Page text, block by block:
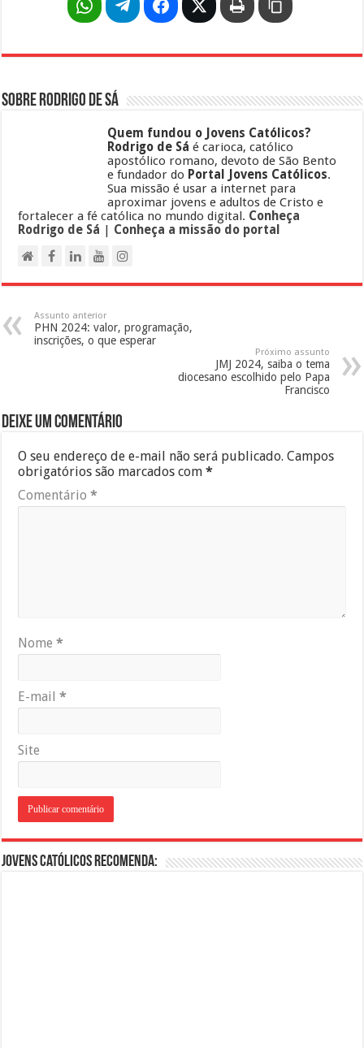
Sobre Rodrigo de Sá
Quem fundou o Jovens Católicos?
Rodrigo de Sá é carioca, católico
apostólico romano, devoto de São Bento
e fundador do Portal Jovens Católicos.
Sua missão é usar a internet para
aproximar jovens e adultos de Cristo e
fortalecer a fé católica no mundo digital. Conheça
Rodrigo de Sá | Conheça a missão do portal
Assunto anterior
PHN 2024: valor, programação,
inscrições, o que esperar
Próximo assunto
JMJ 2024, saiba o tema
diocesano escolhido pelo Papa
Francisco
Deixe um comentário
O seu endereço de e-mail não será publicado. Campos
obrigatórios são marcados com*
Comentário*
Nome*
E-mail*
Site
Jovens Católicos Recomenda: